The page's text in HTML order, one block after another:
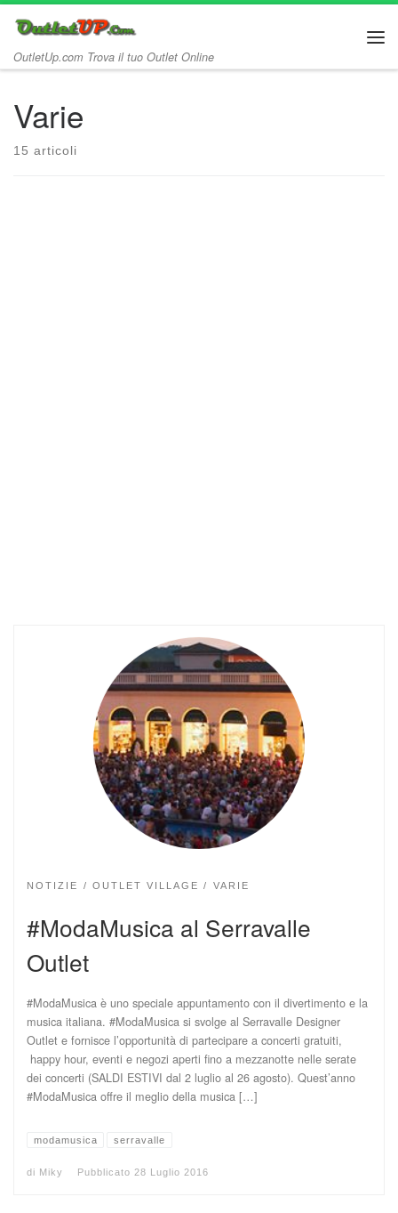
Passa al contenuto
OutletUp.com Trova il tuo Outlet Online
Varie
15 articoli
NOTIZIE OUTLET VILLAGE VARIE
#ModaMusica al Serravalle
Outlet
#ModaMusica è uno speciale appuntamento con il divertimento e la
musica italiana. #ModaMusica si svolge al Serravalle Designer
Outlet e fornisce l’opportunità di partecipare a concerti gratuiti,
happy hour, eventi e negozi aperti fino a mezzanotte nelle serate
dei concerti (SALDI ESTIVI dal 2 luglio al 26 agosto). Quest’anno
#ModaMusica offre il meglio della musica […]
modamusica serravalle
di Miky Pubblicato 28 Luglio 2016